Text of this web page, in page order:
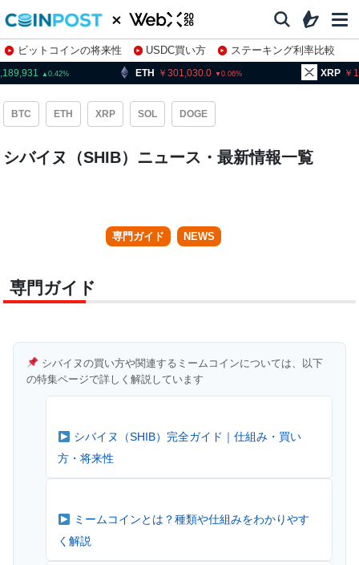
ビットコインの将来性 USDC買い方
ステーキング利率比較
株特集・関連銘柄
0.42 ETH 301,030.0 0.06 XRP 160.28
BTC ETH XRP SOL DOGE
シバイヌ（SHIB）ニュース・最新情報一覧
専門ガイド NEWS
専門ガイド
シバイヌの買い方や関連するミームコインについては、以下
の特集ページで詳しく解説しています
シバイヌ（SHIB）完全ガイド｜仕組み・買い
方・将来性
ミームコインとは？種類や仕組みをわかりやす
く解説